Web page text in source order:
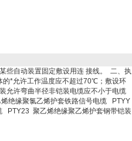
些自动装置固定敷设用连 接线。 二、执
*允许工作温度应不超过70℃；敷设环
允许弯曲半径非铠装电缆应不小于电缆
绝缘聚氯乙烯护套铁路信号电缆 PTYY
PTY23 聚乙烯绝缘聚乙烯护套钢带铠装